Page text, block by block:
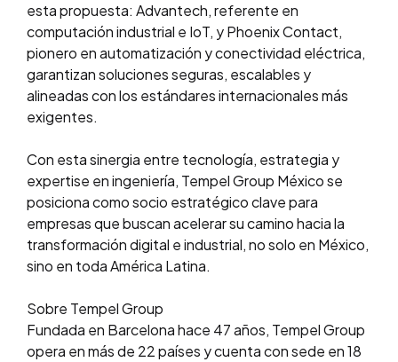
esta propuesta: Advantech, referente en
computación industrial e IoT, y Phoenix Contact,
pionero en automatización y conectividad eléctrica,
garantizan soluciones seguras, escalables y
alineadas con los estándares internacionales más
exigentes.
Con esta sinergia entre tecnología, estrategia y
expertise en ingeniería, Tempel Group México se
posiciona como socio estratégico clave para
empresas que buscan acelerar su camino hacia la
transformación digital e industrial, no solo en México,
sino en toda América Latina.
Sobre Tempel Group
Fundada en Barcelona hace 47 años, Tempel Group
opera en más de 22 países y cuenta con sede en 18